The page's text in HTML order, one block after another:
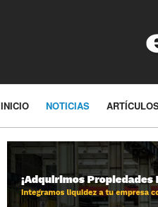
INICIO NOTICIAS